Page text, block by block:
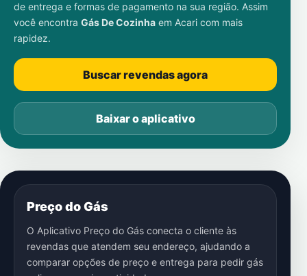
de entrega e formas de pagamento na sua região. Assim
você encontra Gás De Cozinha em Acari com mais
rapidez.
Buscar revendas agora
Baixar o aplicativo
Preço do Gás
O Aplicativo Preço do Gás conecta o cliente às
revendas que atendem seu endereço, ajudando a
comparar opções de preço e entrega para pedir gás